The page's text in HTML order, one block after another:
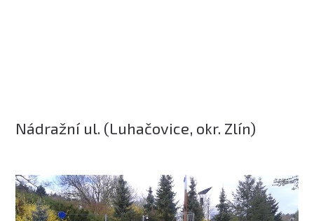
Nádražní ul. (Luhačovice, okr. Zlín)